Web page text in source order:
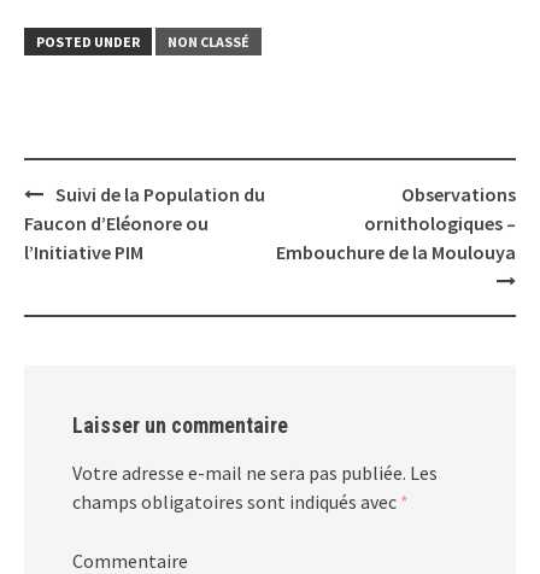
POSTED UNDER NON CLASSÉ
Post
navigation
Suivi de la Population du
Faucon d’Eléonore ou
l’Initiative PIM
Observations
ornithologiques –
Embouchure de la Moulouya
Laisser un commentaire
Votre adresse e-mail ne sera pas publiée. Les
champs obligatoires sont indiqués avec *
Commentaire